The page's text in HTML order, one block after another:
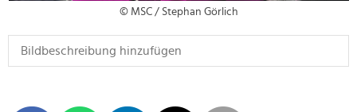
© MSC / Stephan Görlich